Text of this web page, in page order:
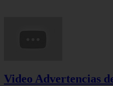
Video Advertencias